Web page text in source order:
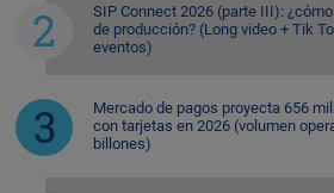
SIP Connect 2026 (parte III):
de producción? (Long video + Tik
eventos)
Mercado de pagos proyecta 656
con tarjetas en 2026 (volumen
billones)